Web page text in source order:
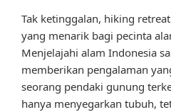
Tak ketinggalan, hiking
yang menarik bagi pecinta
Menjelajahi alam Indonesia
memberikan pengalaman
seorang pendaki gunung
hanya menyegarkan tubuh,